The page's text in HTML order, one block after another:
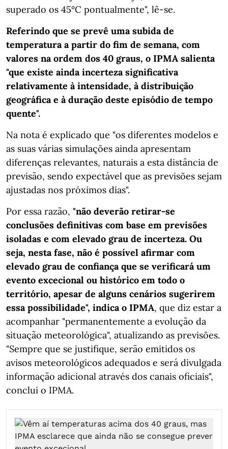
superado os 45°C pontualmente", lê-se.
Referindo que se prevê uma subida de
temperatura a partir do fim de semana, com
valores na ordem dos 40 graus, o IPMA salienta
"que existe ainda incerteza significativa
relativamente à intensidade, à distribuição
geográfica e à duração deste episódio de tempo
quente".
Na nota é explicado que "os diferentes modelos e
as suas várias simulações ainda apresentam
diferenças relevantes, naturais a esta distância de
previsão, sendo expectável que as previsões sejam
ajustadas nos próximos dias".
Por essa razão, "não deverão retirar-se
conclusões definitivas com base em previsões
isoladas e com elevado grau de incerteza. Ou
seja, nesta fase, não é possível afirmar com
elevado grau de confiança que se verificará um
evento excecional ou histórico em todo o
território, apesar de alguns cenários sugerirem
essa possibilidade", indica o IPMA, que diz estar a
acompanhar "permanentemente a evolução da
situação meteorológica", atualizando as previsões.
"Sempre que se justifique, serão emitidos os
avisos meteorológicos adequados e será divulgada
informação adicional através dos canais oficiais",
conclui o IPMA.